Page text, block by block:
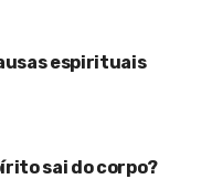
espirituais
sai do corpo?